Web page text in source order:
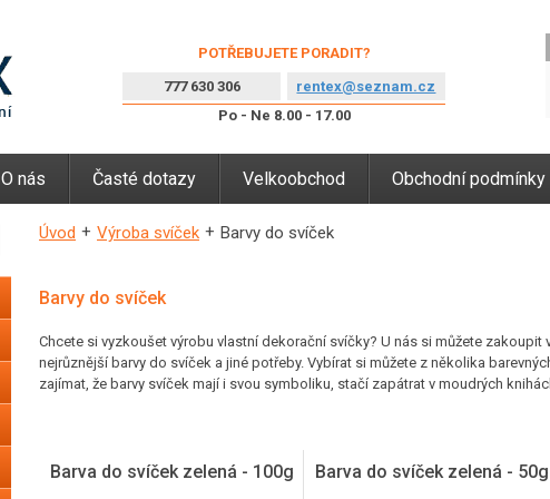
POTŘEBUJETE PORADIT?
777 630 306
rentex@seznam.cz
Po - Ne 8.00 - 17.00
O nás Časté dotazy Velkoobchod Obchodní podmínky
Úvod Výroba svíček Barvy do svíček
Barvy do svíček
Chcete si vyzkoušet výrobu vlastní dekorační svíčky? U nás si můžete
nejrůznější barvy do svíček a jiné potřeby. Vybírat si můžete z několika
zajímat, že barvy svíček mají i svou symboliku, stačí zapátrat v moudrých
Barva do svíček zelená - 100g Barva do svíček zelená - 50g